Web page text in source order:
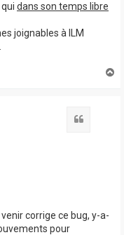
dans son temps libre
joignables à ILM
.
corrige ce bug, y-a-
pour